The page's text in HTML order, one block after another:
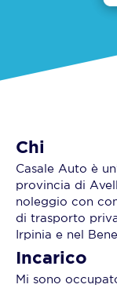
Chi
Casale Auto è
provincia di
noleggio con
di trasporto
Irpinia e nel
Incarico
Mi sono